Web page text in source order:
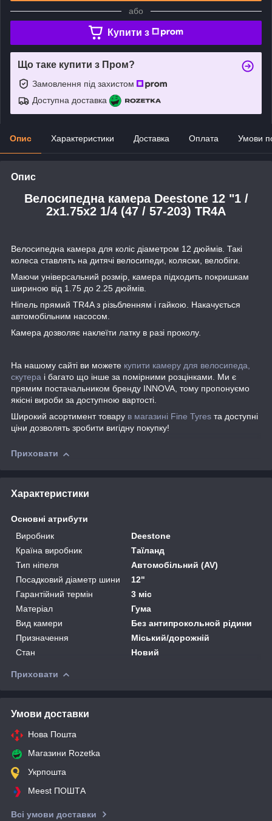
або
Купити з
Що таке купити з Пром?
Замовлення під захистом
Доступна доставка
Опис Характеристики Доставка Оплата Умови
Опис
Велосипедна камера Deestone 12 "1 /
2x1.75x2 1/4 (47 / 57-203) TR4A
Велосипедна камера для коліс діаметром 12 дюймів. Такі
колеса ставлять на дитячі велосипеди, коляски, велобіги.
Маючи універсальний розмір, камера підходить покришкам
шириною від 1.75 до 2.25 дюймів.
Ніпель прямий TR4A з різьбленням і гайкою. Накачується
автомобільним насосом.
Камера дозволяє наклеїти латку в разі проколу.
На нашому сайті ви можете купити камеру для велосипеда,
скутера і багато що інше за помірними розцінками. Ми є
прямим постачальником бренду INNOVA, тому пропонуємо
якісні вироби за доступною вартості.
Широкий асортимент товару в магазині Fine Tyres та доступні
ціни дозволять зробити вигідну покупку!
Приховати
Характеристики
Основні атрибути
Виробник
Deestone
Країна виробник
Таїланд
Тип ніпеля
Автомобільний (AV)
Посадковий діаметр шини
12"
Гарантійний термін
3 міс
Матеріал
Гума
Вид камери
Без антипрокольной рідини
Призначення
Міський/дорожній
Стан
Новий
Приховати
Умови доставки
Нова Пошта
Магазини Rozetka
Укрпошта
Meest ПОШТА
Всі умови доставки